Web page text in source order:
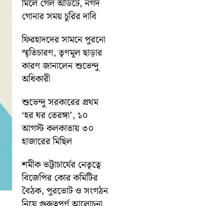
মিলে গেল অডিটে, নগদ
গোনার সময় চুরির দাবি
ফিরহাদদের সামনে পুরনো
স্মৃতিচারণ, তৃণমূল ছাড়ার
কারণ জানালেন শুভেন্দু
অধিকারী
শুভেন্দু সরকারের প্রথম
‘হর ঘর তেরঙ্গা’, ১০
আগস্ট কলকাতায় ৩০
হাজারের মিছিল
শমীক ভট্টাচার্যের নেতৃত্বে
বিজেপির কোর কমিটির
বৈঠক, পুরভোট ও সংগঠন